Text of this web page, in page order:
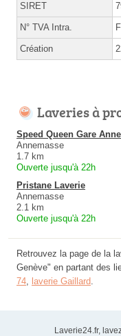
SIRET
N° TVA Intra.
Création
Laveries à
Speed Queen Gare
Annemasse
1.7 km
Ouverte jusqu'à 22h
Pristane Laverie
Annemasse
2.1 km
Ouverte jusqu'à 22h
Retrouvez la page de la
Genève" en partant des
74, laverie Gaillard.
Laverie24.fr,